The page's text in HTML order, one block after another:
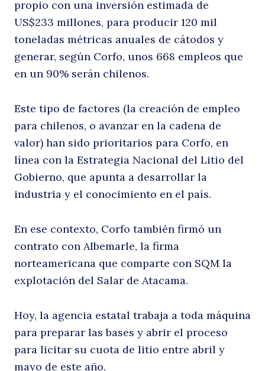
propio con una inversión estimada de
US$233 millones, para producir 120 mil
toneladas métricas anuales de cátodos y
generar, según Corfo, unos 668 empleos que
en un 90% serán chilenos.
Este tipo de factores (la creación de empleo
para chilenos, o avanzar en la cadena de
valor) han sido prioritarios para Corfo, en
línea con la Estrategia Nacional del Litio del
Gobierno, que apunta a desarrollar la
industria y el conocimiento en el país.
En ese contexto, Corfo también firmó un
contrato con Albemarle, la firma
norteamericana que comparte con SQM la
explotación del Salar de Atacama.
Hoy, la agencia estatal trabaja a toda máquina
para preparar las bases y abrir el proceso
para licitar su cuota de litio entre abril y
mayo de este año.